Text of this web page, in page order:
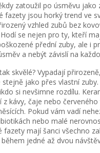
zatoužil po úsměvu jako
fazety jsou horký trend ve
vzhled zubů bez
se nejen pro ty, kteří
přední zuby, ale i
a nebýt závislí na
skvělé? Vypadají
jako přes vlastní
si nevšimne rozdílu.
z kávy, čaje nebo
Pokud vám vadí
nebo malé
fazety mají šanci všechno
jedné až dvou